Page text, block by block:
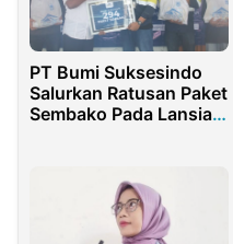
PT Bumi Suksesindo
Salurkan Ratusan Paket
Sembako Pada Lansia
Banyuwangi